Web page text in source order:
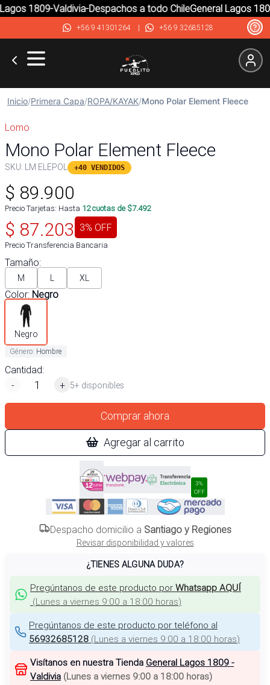
1809-Valdivia-Despachos a todo ChileGeneral Lagos
+56 9 41301264| +56 9 32685128
Inicio/Primera Capa/ROPA/KAYAK/Mono Polar Element Fleece
Lomo
Mono Polar Element Fleece
SKU: LM ELEPOL +40 VENDIDOS
$ 89.900
Precio Tarjetas: Hasta 12cuotas de $7.492
$ 87.203 3% OFF
Precio Transferencia Bancaria
Tamaño:
M L XL
Color: Negro
Negro
Género: Hombre
Cantidad:
-
+ 5+ disponibles
Comprar ahora
Agregar al carrito
3%
OFF
Despacho domicilio a Santiago y Regiones
Revisar disponibilidad y valores
¿TIENES ALGUNA DUDA?
Pregúntanos de este producto por Whatsapp AQUÍ
(Lunes a viernes 9:00 a 18:00 horas)
Pregúntanos de este producto por teléfono al
56932685128 (Lunes a viernes 9:00 a 18:00 horas)
Visítanos en nuestra Tienda General Lagos 1809 -
Valdivia (Lunes a viernes 9:00 a 18:00 horas)